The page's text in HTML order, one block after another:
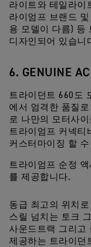
라이트와 테일라이
라이엄프 브랜드
용 모델이 다름) 등
디자인되어 있습니
6. GENUINE
트라이던트 660도
에서 엄격한 품질
로 나만의 모터사
트라이엄프 커넥티
커스터마이징 할
트라이엄프 순정
를 제공합니다.
동급 최고의 위치
스릴 넘치는 토크
사운드트랙 그리고
제공하는 트라이던